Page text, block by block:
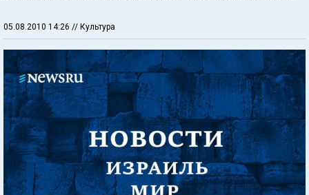
05.08.2010 14:26 // Культура